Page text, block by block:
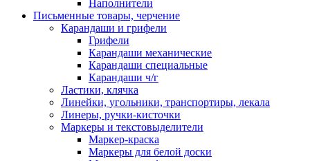
Наполнители
Письменные товары, черчение
Карандаши и грифели
Грифели
Карандаши механические
Карандаши специальные
Карандаши ч/г
Ластики, клячка
Линейки, угольники, транспортиры, лекала
Линеры, ручки-кисточки
Маркеры и текстовыделители
Маркер-краска
Маркеры для белой доски